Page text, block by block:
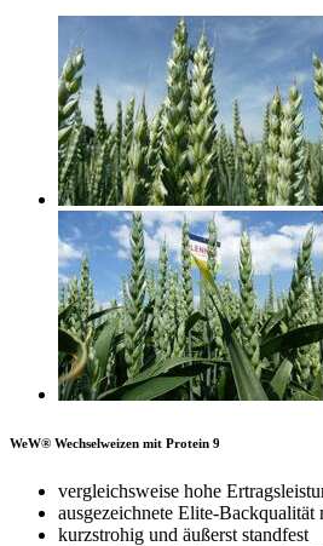
WeW® Wechselweizen mit Protein 9
vergleichsweise hohe
ausgezeichnete Elite-
kurzstrohig und äußerst standfest